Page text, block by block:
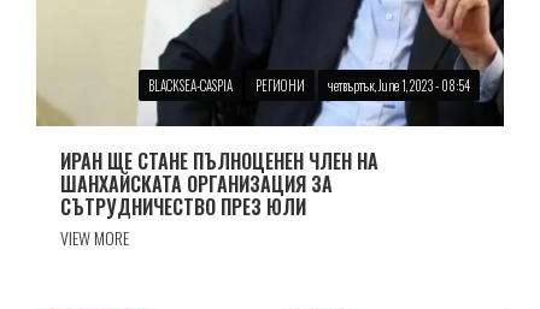
BLACKSEA-CASPIA РЕГИОНИ четвъртък, June 1, 2023 - 08:54
ИРАН ЩЕ СТАНЕ ПЪЛНОЦЕНЕН ЧЛЕН НА
ШАНХАЙСКАТА ОРГАНИЗАЦИЯ ЗА
СЪТРУДНИЧЕСТВО ПРЕЗ ЮЛИ
VIEW MORE